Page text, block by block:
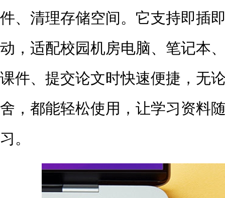
件、清理存储空间。它支持即插
动，适配校园机房电脑、笔记本
课件、提交论文时快速便捷，无
舍，都能轻松使用，让学习资料
习。